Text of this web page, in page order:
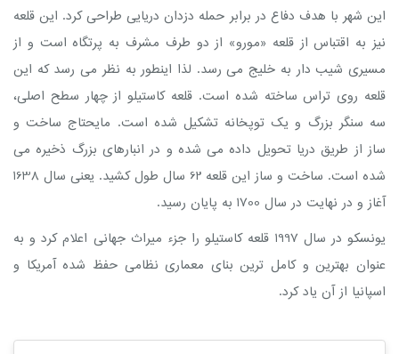
این شهر با هدف دفاع در برابر حمله دزدان دریایی طراحی کرد. این قلعه
نیز به اقتباس از قلعه «مورو» از دو طرف مشرف به پرتگاه است و از
مسیری شیب دار به خلیج می رسد. لذا اینطور به نظر می رسد که این
قلعه روی تراس ساخته شده است. قلعه کاستیلو از چهار سطح اصلی،
سه سنگر بزرگ و یک توپخانه تشکیل شده است. مایحتاج ساخت و
ساز از طریق دریا تحویل داده می شده و در انبارهای بزرگ ذخیره می
شده است. ساخت و ساز این قلعه 62 سال طول کشید. یعنی سال 1638
آغاز و در نهایت در سال 1700 به پایان رسید.
یونسکو در سال 1997 قلعه کاستیلو را جزء میراث جهانی اعلام کرد و به
عنوان بهترین و کامل ترین بنای معماری نظامی حفظ شده آمریکا و
اسپانیا از آن یاد کرد.